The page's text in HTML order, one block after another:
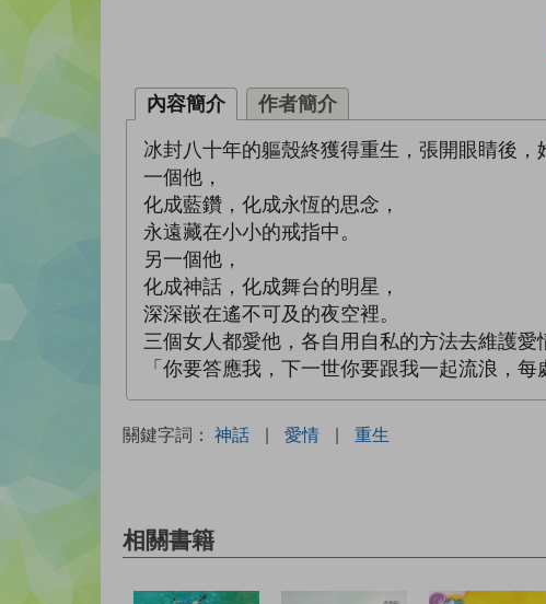
內容簡介 作者簡介
冰封八十年的軀殼終獲得重生，張開眼睛後，
一個他，
化成藍鑽，化成永恆的思念，
永遠藏在小小的戒指中。
另一個他，
化成神話，化成舞台的明星，
深深嵌在遙不可及的夜空裡。
三個女人都愛他，各自用自私的方法去維護愛
「你要答應我，下一世你要跟我一起流浪，
關鍵字詞： 神話 | 愛情 | 重生
相關書籍